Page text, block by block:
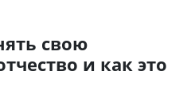
свою
и как это